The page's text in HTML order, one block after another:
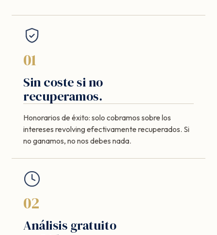
01
Sin coste si no
recuperamos.
Honorarios de éxito: solo cobramos sobre los
intereses revolving efectivamente recuperados. Si
no ganamos, no nos debes nada.
02
Análisis gratuito